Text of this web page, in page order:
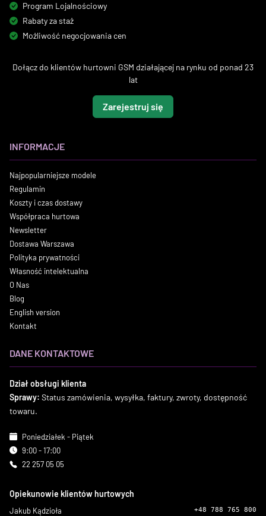
Program Lojalnościowy
Rabaty za staż
Możliwość negocjowania cen
Dołącz do klientów hurtowni GSM działającej na rynku od ponad 23
lat
Zarejestruj się
INFORMACJE
Najpopularniejsze modele
Regulamin
Koszty i czas dostawy
Współpraca hurtowa
Newsletter
Dostawa Warszawa
Polityka prywatności
Własność intelektualna
O Nas
Blog
English version
Kontakt
DANE KONTAKTOWE
Dział obsługi klienta
Sprawy: Status zamówienia, wysyłka, faktury, zwroty, dostępność
towaru.
Poniedziałek - Piątek
9:00 - 17:00
22 257 05 05
Opiekunowie klientów hurtowych
Jakub Kądzioła +48 788 765 800